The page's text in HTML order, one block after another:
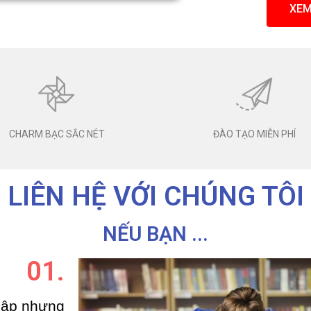
CHARM BẠC SẮC NÉT ĐÀO TẠO MIỄN PHÍ
LIÊN HỆ VỚI CHÚNG TÔI
NẾU BẠN ...
01.
ập nhưng